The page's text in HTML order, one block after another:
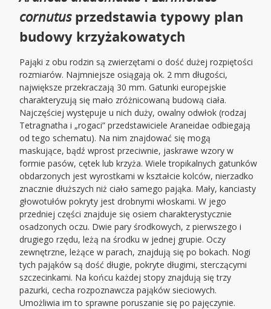
cornutusprzedstawia typowy plan
budowy krzyżakowatych
Pająki z obu rodzin są zwierzętami o dość dużej rozpiętości
rozmiarów. Najmniejsze osiągają ok. 2 mm długości,
największe przekraczają 30 mm. Gatunki europejskie
charakteryzują się mało zróżnicowaną budową ciała.
Najczęściej występuje u nich duży, owalny odwłok (rodzaj
Tetragnatha i „rogaci” przedstawiciele Araneidae odbiegają
od tego schematu). Na nim znajdować się mogą
maskujące, bądź wprost przeciwnie, jaskrawe wzory w
formie pasów, cętek lub krzyża. Wiele tropikalnych gatunków
obdarzonych jest wyrostkami w kształcie kolców, nierzadko
znacznie dłuższych niż ciało samego pająka. Mały, kanciasty
głowotułów pokryty jest drobnymi włoskami. W jego
przedniej części znajduje się osiem charakterystycznie
osadzonych oczu. Dwie pary środkowych, z pierwszego i
drugiego rzędu, leżą na środku w jednej grupie. Oczy
zewnętrzne, leżące w parach, znajdują się po bokach. Nogi
tych pająków są dość długie, pokryte długimi, sterczącymi
szczecinkami. Na końcu każdej stopy znajdują się trzy
pazurki, cecha rozpoznawcza pająków sieciowych.
Umożliwia im to sprawne poruszanie się po pajęczynie.